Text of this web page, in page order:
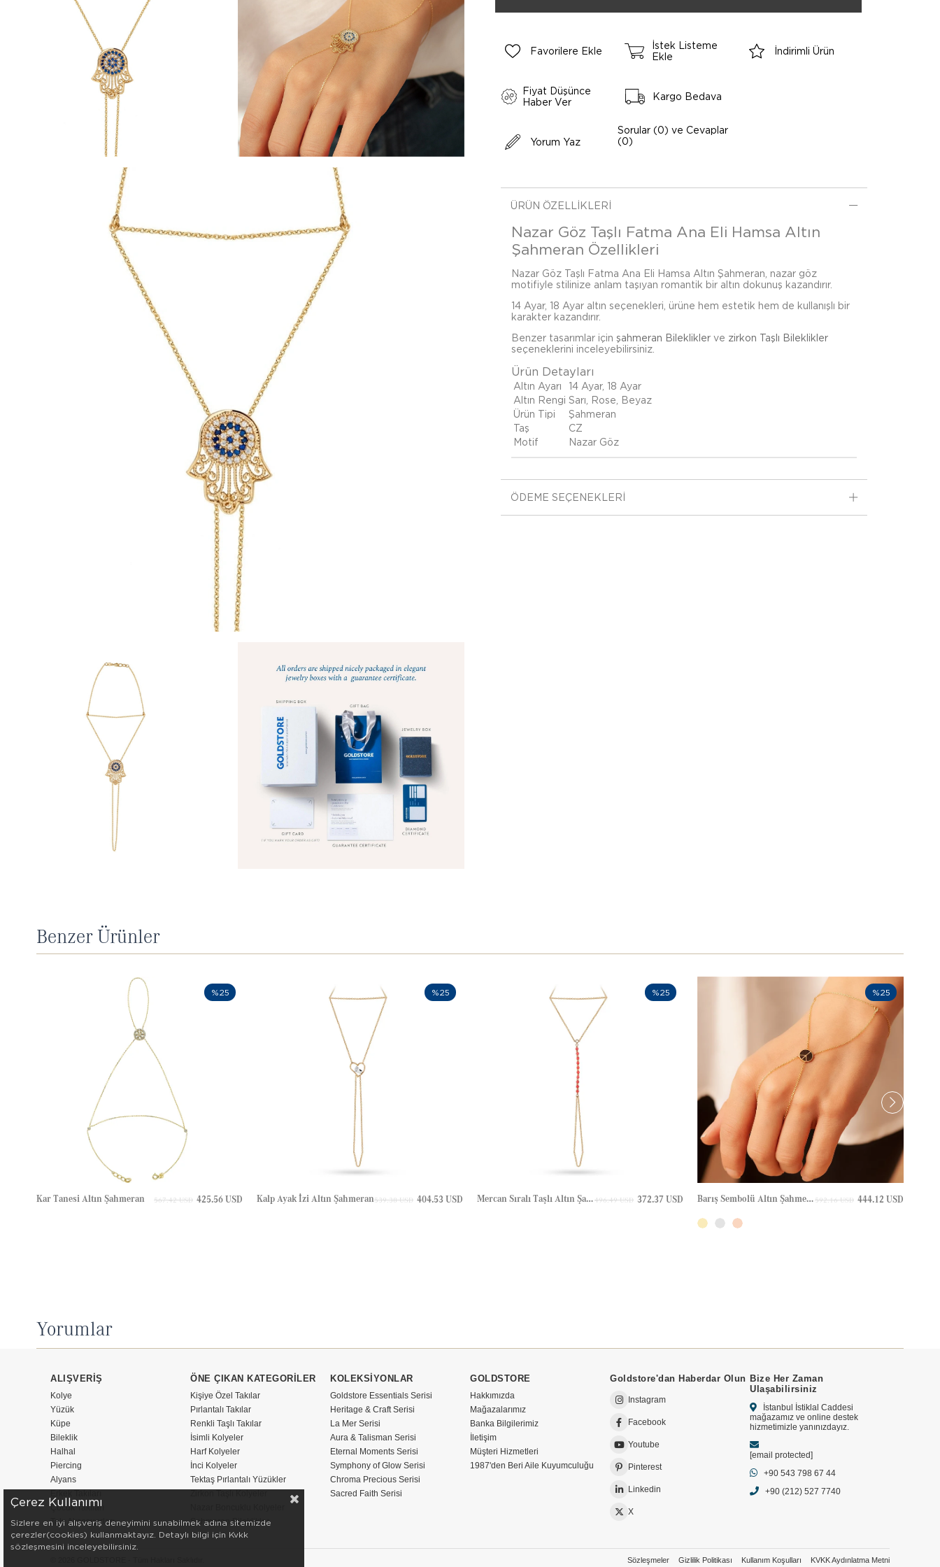
Favorilere Ekle
İstek Listeme
Ekle
İndirimli Ürün
Fiyat Düşünce
Haber Ver
Kargo Bedava
Yorum Yaz
Sorular (0) ve Cevaplar
(0)
ÜRÜN ÖZELLIKLERI
Nazar Göz Taşlı Fatma Ana Eli Hamsa Altın
Şahmeran Özellikleri
Nazar Göz Taşlı Fatma Ana Eli Hamsa Altın Şahmeran, nazar göz
motifiyle stilinize anlam taşıyan romantik bir altın dokunuş kazandırır.
14 Ayar, 18 Ayar altın seçenekleri, ürüne hem estetik hem de kullanışlı bir
karakter kazandırır.
Benzer tasarımlar için şahmeran Bileklikler ve zirkon Taşlı Bileklikler
seçeneklerini inceleyebilirsiniz.
Ürün Detayları
Altın Ayarı
14 Ayar, 18 Ayar
Altın Rengi Sarı, Rose, Beyaz
Ürün Tipi
Şahmeran
Taş
CZ
Motif
Nazar Göz
ÖDEME SEÇENEKLERI
Benzer Ürünler
Kar Tanesi Altın Şahmeran 425.56 USD
567.42 USD
%25
Kalp Ayak İzi Altın Şahmeran 404.53 USD
539.38 USD
%25
Mercan Sıralı Taşlı Altın Şahmeran 372.37 USD
496.49 USD
%25
Barış Sembolü Altın Şahmeran 444.12 USD
592.16 USD
%25
Yorumlar
ALIŞVERİŞ
Kolye
Yüzük
Küpe
Bileklik
Halhal
Piercing
Alyans
Çocuk Takıları
Takı Aksesuarları
ÖNE ÇIKAN KATEGORİLER
Kişiye Özel Takılar
Pırlantalı Takılar
Renkli Taşlı Takılar
İsimli Kolyeler
Harf Kolyeler
İnci Kolyeler
Tektaş Pırlantalı Yüzükler
Şahmeran Bileklikler
KOLEKSİYONLAR
Goldstore Essentials Serisi
Heritage & Craft Serisi
La Mer Serisi
Aura & Talisman Serisi
Eternal Moments Serisi
Symphony of Glow Serisi
Chroma Precious Serisi
Sacred Faith Serisi
GOLDSTORE
Hakkımızda
Mağazalarımız
Banka Bilgilerimiz
İletişim
Müşteri Hizmetleri
1987'den Beri Aile Kuyumculuğu
Goldstore'dan Haberdar Olun
Instagram
Facebook
Youtube
Pinterest
Linkedin
X
Bize Her Zaman
Ulaşabilirsiniz
İstanbul İstiklal Caddesi
mağazamız ve online destek
hizmetimizle yanınızdayız.
[email protected]
+90 543 798 67 44
+90 (212) 527 7740
Sözleşmeler Gizlilik Politikası Kullanım Koşulları KVKK Aydınlatma Metni
Çerez Kullanımı
Sizlere en iyi alışveriş deneyimini sunabilmek adına sitemizde
çerezler(cookies) kullanmaktayız. Detaylı bilgi için Kvkk
sözleşmesini inceleyebilirsiniz.